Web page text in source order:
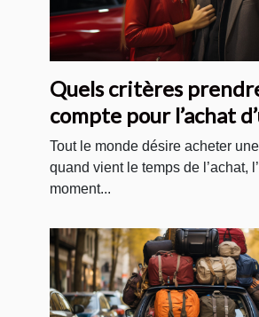
Quels critères
compte pour l’achat
voiture ?
Tout le monde désire acheter
quand vient le temps de l’achat,
moment...